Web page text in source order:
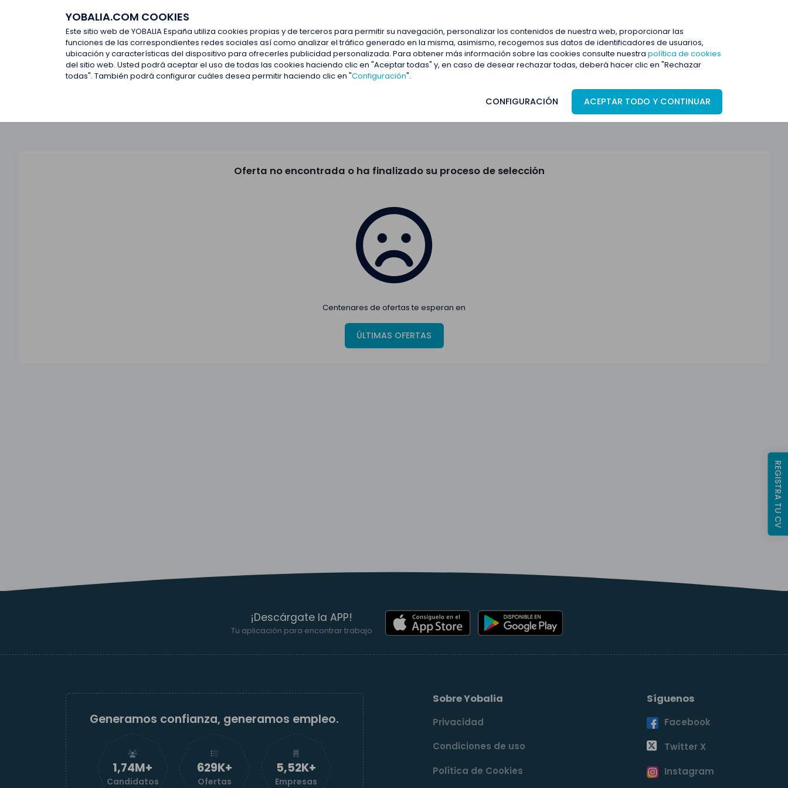
YOBALIA.COM COOKIES
Este sitio web de YOBALIA España utiliza cookies propias y de terceros para permitir su navegación, personalizar los contenidos de nuestra web, proporcionar las
funciones de las correspondientes redes sociales así como analizar el tráfico generado en la misma, asimismo, recogemos sus datos de identificadores de usuarios,
ubicación y características del dispositivo para ofrecerles publicidad personalizada. Para obtener más información sobre las cookies consulte nuestra política de cookies
del sitio web. Usted podrá aceptar el uso de todas las cookies haciendo clic en "Aceptar todas" y, en caso de desear rechazar todas, deberá hacer clic en "Rechazar
todas". También podrá configurar cuáles desea permitir haciendo clic en "Configuración".
CONFIGURACIÓN ACEPTAR TODO Y CONTINUAR
Últimas ofertas
Últimas ofertas
Oferta no encontrada o ha finalizado su proceso de selección
Centenares de ofertas te esperan en
ÚLTIMAS OFERTAS
¡Descárgate la APP!
Tu aplicación para encontrar trabajo
Generamos confianza, generamos empleo.
1,74M+
Candidatos
629K+
Ofertas
5,52K+
Empresas
Sobre Yobalia
Privacidad
Condiciones de uso
Política de Cookies
Síguenos
Facebook
Twitter X
Instagram
REGISTRA TU CV